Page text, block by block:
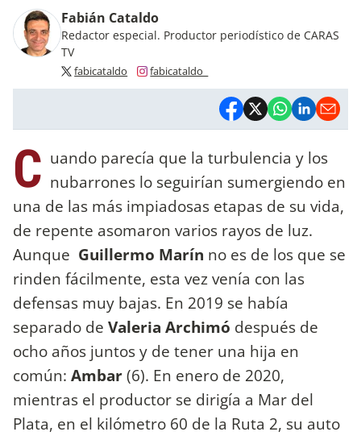
Fabián Cataldo
Redactor especial. Productor periodístico de CARAS
TV
fabicataldo fabicataldo_
C uando parecía que la turbulencia y los
nubarrones lo seguirían sumergiendo en
una de las más impiadosas etapas de su vida,
de repente asomaron varios rayos de luz.
Aunque Guillermo Marín no es de los que se
rinden fácilmente, esta vez venía con las
defensas muy bajas. En 2019 se había
separado de Valeria Archimó después de
ocho años juntos y de tener una hija en
común: Ambar(6). En enero de 2020,
mientras el productor se dirigía a Mar del
Plata, en el kilómetro 60 de la Ruta 2, su auto